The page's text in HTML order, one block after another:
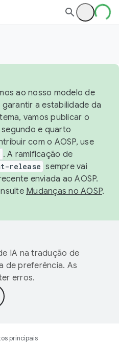
ao nosso modelo de
a estabilidade da
vamos publicar o
e quarto
com o AOSP, use
. A ramificação de
release sempre vai
enviada ao AOSP.
Mudanças no AOSP.
IA na tradução de
de preferência. As
erros.
principais